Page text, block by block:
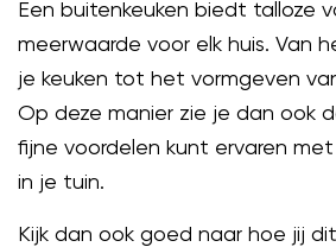
Een buitenkeuken biedt talloze
meerwaarde voor elk huis. Van
je keuken tot het vormgeven
Op deze manier zie je dan ook
fijne voordelen kunt ervaren
in je tuin.
Kijk dan ook goed naar hoe jij